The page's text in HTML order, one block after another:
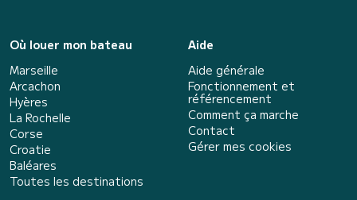
Où louer mon bateau
Marseille
Arcachon
Hyères
La Rochelle
Corse
Croatie
Baléares
Toutes les destinations
Aide
Aide générale
Fonctionnement et
référencement
Comment ça marche
Contact
Gérer mes cookies